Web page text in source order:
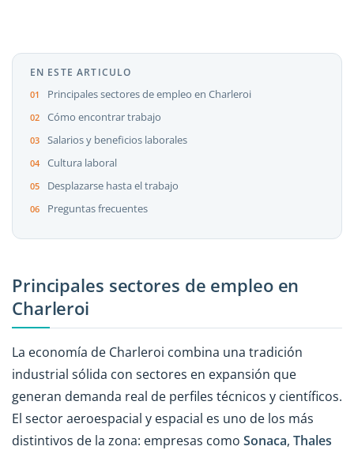
EN ESTE ARTICULO
Principales sectores de empleo en Charleroi
Cómo encontrar trabajo
Salarios y beneficios laborales
Cultura laboral
Desplazarse hasta el trabajo
Preguntas frecuentes
Principales sectores de empleo en
Charleroi
La economía de Charleroi combina una tradición
industrial sólida con sectores en expansión que
generan demanda real de perfiles técnicos y científicos.
El sector aeroespacial y espacial es uno de los más
distintivos de la zona: empresas como Sonaca, Thales